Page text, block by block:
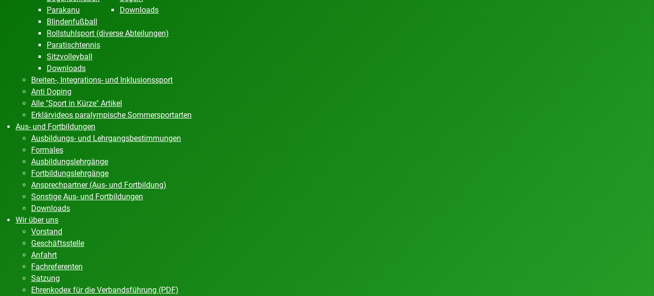
Parakanu
Downloads
Blindenfußball
Rollstuhlsport (diverse Abteilungen)
Paratischtennis
Sitzvolleyball
Downloads
Breiten-, Integrations- und Inklusionssport
Anti Doping
Alle "Sport in Kürze" Artikel
Erklärvideos paralympische Sommersportarten
Aus- und Fortbildungen
Ausbildungs- und Lehrgangsbestimmungen
Formales
Ausbildungslehrgänge
Fortbildungslehrgänge
Ansprechpartner (Aus- und Fortbildung)
Sonstige Aus- und Fortbildungen
Downloads
Wir über uns
Vorstand
Geschäftsstelle
Anfahrt
Fachreferenten
Satzung
Ehrenkodex für die Verbandsführung (PDF)